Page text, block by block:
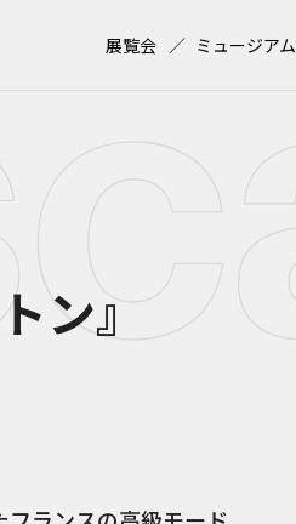
展覧会 ミュージアム
ン』